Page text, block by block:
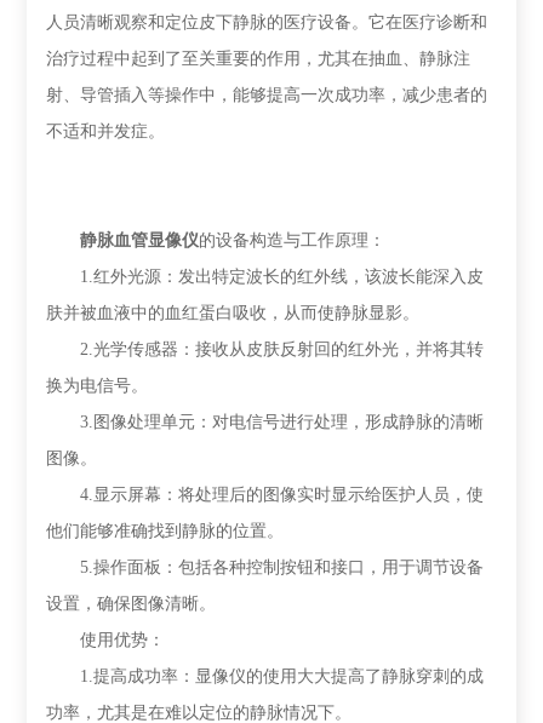
人员清晰观察和定位皮下静脉的医疗设备。它在医疗诊断和
治疗过程中起到了至关重要的作用，尤其在抽血、静脉注
射、导管插入等操作中，能够提高一次成功率，减少患者的
不适和并发症。
静脉血管显像仪的设备构造与工作原理：
1.红外光源：发出特定波长的红外线，该波长能深入皮
肤并被血液中的血红蛋白吸收，从而使静脉显影。
2.光学传感器：接收从皮肤反射回的红外光，并将其转
换为电信号。
3.图像处理单元：对电信号进行处理，形成静脉的清晰
图像。
4.显示屏幕：将处理后的图像实时显示给医护人员，使
他们能够准确找到静脉的位置。
5.操作面板：包括各种控制按钮和接口，用于调节设备
设置，确保图像清晰。
使用优势：
1.提高成功率：显像仪的使用大大提高了静脉穿刺的成
功率，尤其是在难以定位的静脉情况下。